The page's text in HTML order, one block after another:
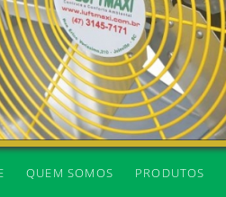
QUEM SOMOS PRODUTOS